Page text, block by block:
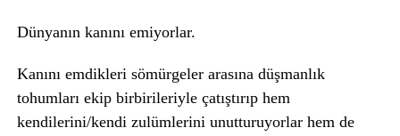
Dünyanın kanını emiyorlar.
Kanını emdikleri sömürgeler arasına düşmanlık
tohumları ekip birbirileriyle çatıştırıp hem
kendilerini/kendi zulümlerini unutturuyorlar hem de